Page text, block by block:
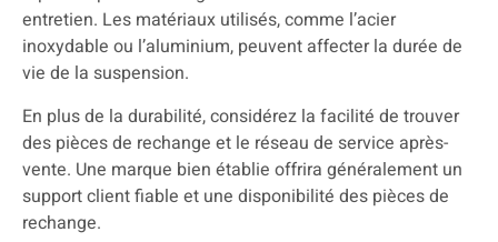
entretien. Les matériaux utilisés, comme l’acier
inoxydable ou l’aluminium, peuvent affecter la durée de
vie de la suspension.
En plus de la durabilité, considérez la facilité de trouver
des pièces de rechange et le réseau de service après-
vente. Une marque bien établie offrira généralement un
support client fiable et une disponibilité des pièces de
rechange.